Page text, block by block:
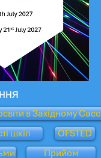
в Західному
шкіл
OFSTED
Прийом